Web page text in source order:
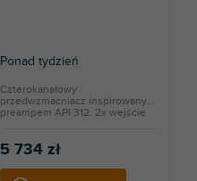
Ponad tydzień
5 734 zł
Czterokanałowy
przedwzmacniacz inspirowany
preampem API 312. 2x wejście